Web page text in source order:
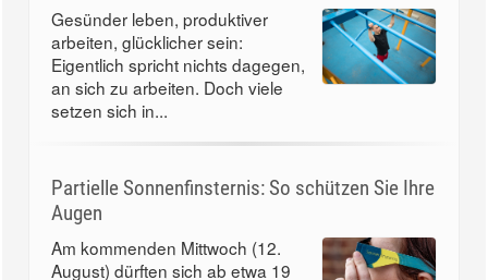
Gesünder leben, produktiver
arbeiten, glücklicher sein:
Eigentlich spricht nichts dagegen,
an sich zu arbeiten. Doch viele
setzen sich in...
Partielle Sonnenfinsternis: So schützen Sie Ihre
Augen
Am kommenden Mittwoch (12.
August) dürften sich ab etwa 19